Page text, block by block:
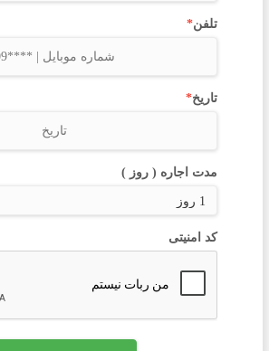
تلفن*
تاریخ*
مدت اجاره ( روز )
کد امنیتی